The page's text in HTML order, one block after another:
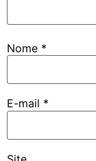
Nome *
E-mail *